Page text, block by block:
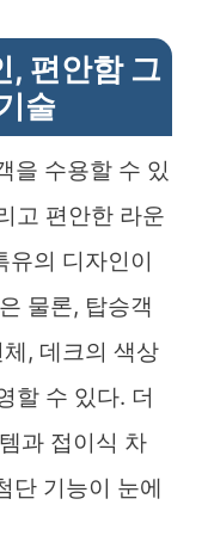
, 편안함 그
술
을 수용할 수 있
고 편안한 라운
유의 디자인이
물론, 탑승객
, 데크의 색상
할 수 있다. 더
과 접이식 차
단 기능이 눈에